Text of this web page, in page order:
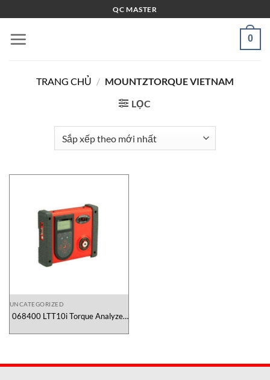
qua
nội
QC MASTER
0
TRANG CHỦ / MOUNTZTORQUE VIETNAM
LỌC
UNCATEGORIZED
068400 LTT10i Torque Analyzer